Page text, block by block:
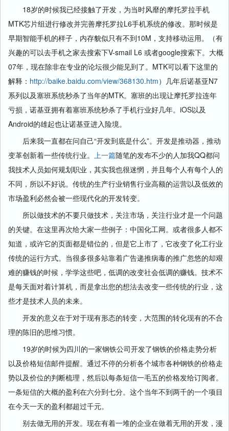
18岁的时候我已经接触了开发，为当时风靡的摩托罗拉手机
MTK芯片组进行修改并完善摩托罗拉L6手机系统的修改。那时候是
早期智能手机的样子，内存貌似只有不到10M，支持移动运用。（有
兴趣的可以去手机之家去搜索下V-smail L6 或者google搜索下。大概
07年，现在除非在专业的论坛很少能见到了。MTK可以看下这里的
解释： http://baike.baidu.com/view/368130.htm）几年后诺基亚N7
系列以及塞班系统秒杀了当年的MTK。塞班的出现让摩托罗拉连年
亏损，诺基亚拥有着塞班系统秒杀了手机行业好几年。iOS以及
Android的雄起也让诺基亚进入险境。
后来我一直都在问自己“开发到底是什么”。开发是推动器，推动
变革创新着一些传统行业。 上一篇随笔的发布不少的人加我QQ都问
我技术人员如何规划职业，其实我也很迷惘，并且每个人有每个人的
不同，所以不好说。传统的生产行业销售行业高额的运营以及低效的
市场盈利必然会被一些现代化的开发转变。
所以做技术的不要只做技术，关注市场，关注行业才是一个问题
的关键。在这里再次给大家一些例子：中国化工网。或者很多人都不
知道，或许它的页面都是错位的，但是它上市了，它改变了化工行业
传统的运行方式。当很多很多站靠着广告递推病毒的推广忽悠的却艰
难的赚钱的时候，学学这些吧，低调的改变社会低调的赚钱。技术不
是每天面对着计算机，而是拿出您的想法去改变一些传统的行业，这
些才是技术人员的未来。
开发的意义在于对于现有形态的转变，大范围的转化现有的不合
理的陈旧的思维习惯。
19岁的时候为四川的一家钢铁公司开发了钢铁的价格走势分析
以及价格短信邮件提醒。通过不停的分析各个城市各种钢铁的价格走
势以及价位的判断梳理，然后以每条短信一毛五的价格发给订阅者。
一条短信的大概的盈利在六分到七分。这个当年不到两千的一个项目
在今天一天的盈利都超过千元。
别去做无用的开发。现在有着一堆的企业在做着无用的开发，漫